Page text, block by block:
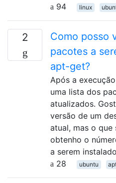
94
linux
2
Como posso
pacotes a
apt-get?
Após a
uma lista dos
atualizados.
versão de um
atual, mas o que
obtenho o
a serem
28
ubuntu